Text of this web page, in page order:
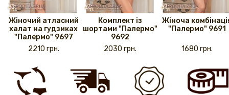
Жіночий атласний
халат на гудзиках
"Палермо" 9697
2210 грн.
Комплект із
шортами "Палермо"
9692
2030 грн.
Жіноча
"Палермо" 9691
1680 грн.